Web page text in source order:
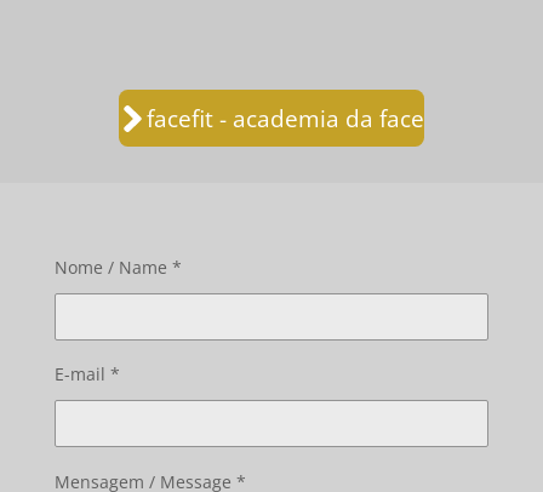
facefit - academia da face
Nome / Name *
E-mail *
Mensagem / Message *